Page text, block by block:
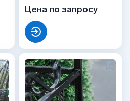
Цена по запросу